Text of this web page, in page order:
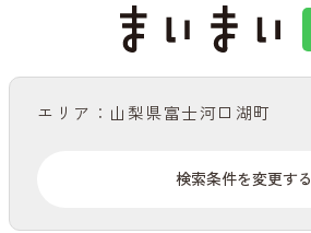
エリア：山梨県富士河口湖町
検索条件を変更する